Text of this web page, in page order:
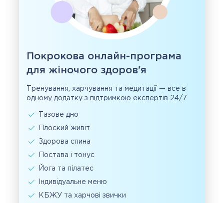
Покрокова онлайн-програма
для жіночого здоров'я
Тренування, харчування та медитації — все в
одному додатку з підтримкою експертів 24/7
Тазове дно
Плоский живіт
Здорова спина
Постава і тонус
Йога та пілатес
Індивідуальне меню
КБЖУ та харчові звички